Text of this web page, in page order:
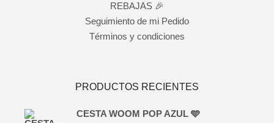
REBAJAS 🎉
Seguimiento de mi Pedido
Términos y condiciones
PRODUCTOS RECIENTES
CESTA WOOM POP AZUL 🩵